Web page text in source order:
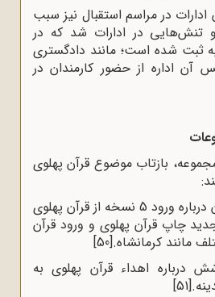
در مراسم استقبال نیز سبب
تنش‌هایی در ادارات شد که در
ثبت شده است؛ مانند دادگستری
آن اداره از حضور کارمندان در
بازتاب موضوع قرآن پهلوی
گزارش روزنامه کیهان درباره ورود 5 نسخه از قرآن پهلوی
چاپ قرآن پهلوی و ورود قرآن
مانند کرمانشاه.[50]
درباره اهداء قرآن پهلوی به
[51]